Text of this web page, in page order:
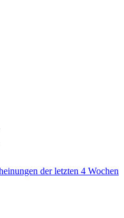
der letzten 4 Wochen